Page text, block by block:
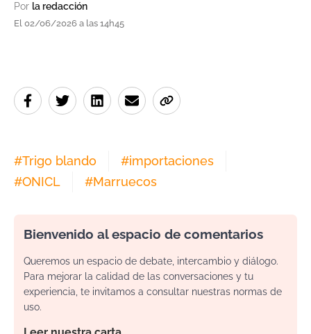
Por la redacción
El 02/06/2026 a las 14h45
#Trigo blando #importaciones
#ONICL #Marruecos
Bienvenido al espacio de comentarios
Queremos un espacio de debate, intercambio y diálogo.
Para mejorar la calidad de las conversaciones y tu
experiencia, te invitamos a consultar nuestras normas de
uso.